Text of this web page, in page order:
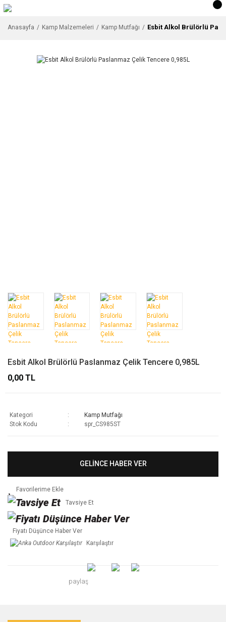
Anasayfa Kamp Malzemeleri Kamp Mutfağı Esbit Alkol Brülörlü
Esbit Alkol Brülörlü Paslanmaz Çelik Tencere 0,985L
0,00 TL
Kategori
Kamp Mutfağı
Stok Kodu
spr_CS985ST
GELİNCE HABER VER
Tavsiye Et
Fiyatı Düşünce Haber Ver
Karşılaştır
paylaş